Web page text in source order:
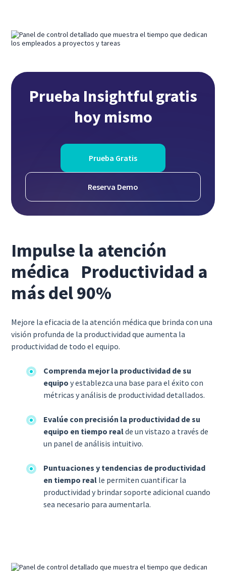
Prueba Insightful gratis
hoy mismo
Prueba Gratis
Reserva Demo
Impulse la atención
médica Productividad a
más del 90%
Mejore la eficacia de la atención médica que brinda con una
visión profunda de la productividad que aumenta la
productividad de todo el equipo.
Comprenda mejor la productividad de su
equipoy establezca una base para el éxito con
métricas y análisis de productividad detallados.
Evalúe con precisión la productividad de su
equipo en tiempo realde un vistazo a través de
un panel de análisis intuitivo.
Puntuaciones y tendencias de productividad
en tiempo real le permiten cuantificar la
productividad y brindar soporte adicional cuando
sea necesario para aumentarla.